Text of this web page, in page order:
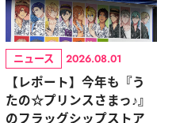
ニュース 2026.08.01
【レポート】今年も『う
たの☆プリンスさまっ♪』
のフラッグシップストア